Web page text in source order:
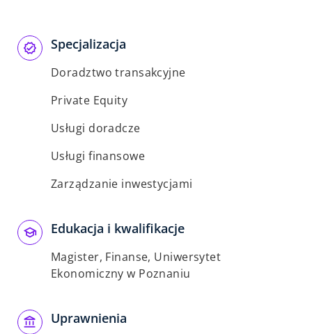
Specjalizacja
Doradztwo transakcyjne
Private Equity
Usługi doradcze
Usługi finansowe
Zarządzanie inwestycjami
Edukacja i kwalifikacje
Magister, Finanse, Uniwersytet
Ekonomiczny w Poznaniu
Uprawnienia